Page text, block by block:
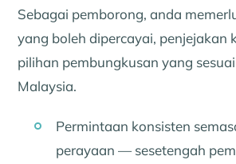
Sebagai pemborong, anda
yang boleh dipercayai, penjejakan
pilihan pembungkusan yang
Malaysia.
Permintaan konsisten
perayaan — sesetengah